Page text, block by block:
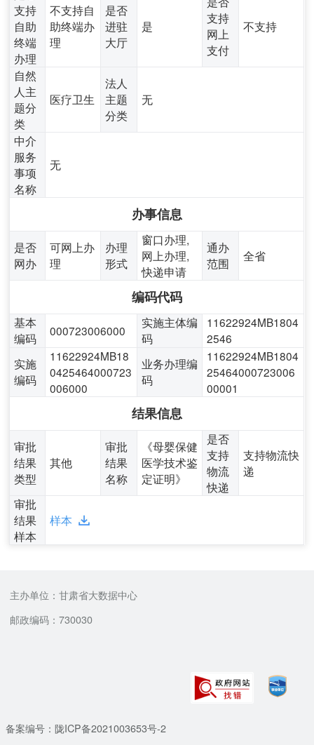
支持
自助
终端
办理
不支持自
助终端办
理
是否
进驻
大厅
是
支持
网上
支付
不支持
自然
人主
题分
类
医疗卫生
法人
主题
分类
无
中介
服务
事项
名称
无
办事信息
是否
网办
可网上办
理
办理
形式
窗口办理,
网上办理,
快递申请
通办
范围
全省
编码代码
基本
编码
000723006000
实施主体编
码
11622924MB1804
2546
实施
编码
11622924MB18
0425464000723
006000
业务办理编
码
11622924MB1804
25464000723006
00001
结果信息
审批
结果
类型
其他
审批
结果
名称
《母婴保健
医学技术鉴
定证明》
是否
支持
物流
快递
支持物流快
递
审批
结果
样本
样本
主办单位：甘肃省大数据中心
邮政编码：730030
备案编号：陇ICP备2021003653号-2